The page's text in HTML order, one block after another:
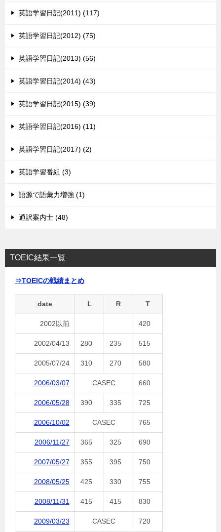
英語学習日記(2011) (117)
英語学習日記(2012) (75)
英語学習日記(2013) (56)
英語学習日記(2014) (43)
英語学習日記(2015) (39)
英語学習日記(2016) (11)
英語学習日記(2017) (2)
英語学習番組 (3)
語源で語彙力増強 (1)
通訳案内士 (48)
TOEIC結果一覧
⇒TOEICの戦績まとめ
date L R T
2002以前 420
2002/04/13 280 235 515
2005/07/24 310 270 580
2006/03/07 CASEC 660
2006/05/28 390 335 725
2006/10/02 CASEC 765
2006/11/27 365 325 690
2007/05/27 355 395 750
2008/05/25 425 330 755
2008/11/31 415 415 830
2009/03/23 CASEC 720